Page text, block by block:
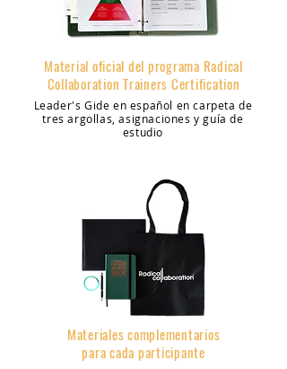
Material oficial del programa Radical
Collaboration Trainers Certification
Leader's Gide en español en carpeta de
tres argollas, asignaciones y guía de
estudio
Materiales complementarios
para cada participante